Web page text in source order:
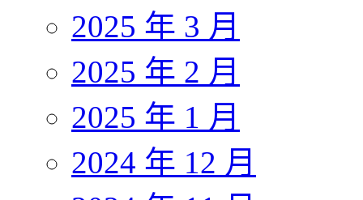
2025 年 3 月
2025 年 2 月
2025 年 1 月
2024 年 12 月